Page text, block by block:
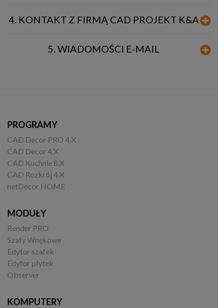
4. KONTAKT Z FIRMĄ CAD PROJEKT K&A
5. WIADOMOŚCI E-MAIL
PROGRAMY
CAD Decor PRO 4.X
CAD Decor 4.X
CAD Kuchnie 8.X
CAD Rozkrój 4.X
netDecor HOME
MODUŁY
Render PRO
Szafy Wnękowe
Edytor szafek
Edytor płytek
Observer
KOMPUTERY